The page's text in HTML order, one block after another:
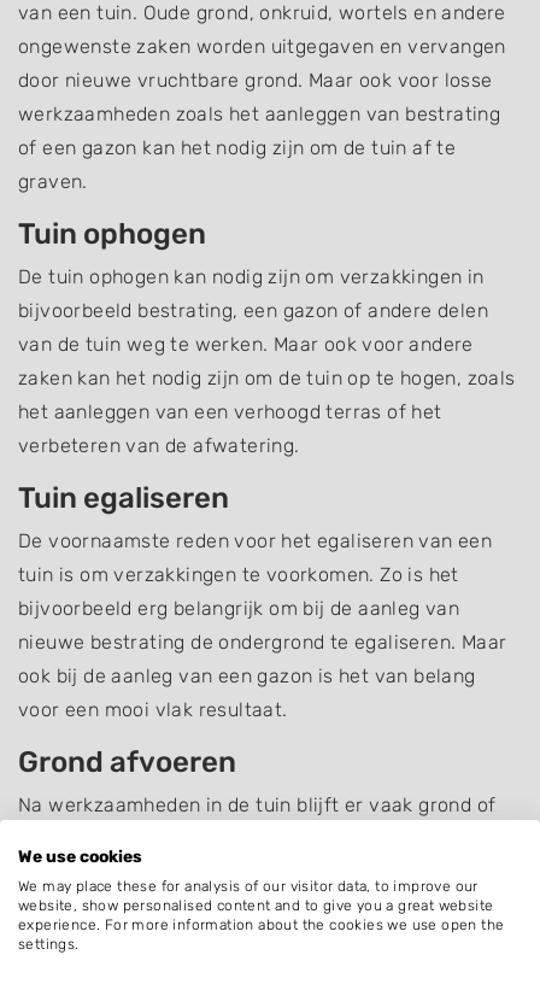
van een tuin. Oude grond, onkruid, wortels en andere
ongewenste zaken worden uitgegaven en vervangen
door nieuwe vruchtbare grond. Maar ook voor losse
werkzaamheden zoals het aanleggen van bestrating
of een gazon kan het nodig zijn om de tuin af te
graven.
Tuin ophogen
De tuin ophogen kan nodig zijn om verzakkingen in
bijvoorbeeld bestrating, een gazon of andere delen
van de tuin weg te werken. Maar ook voor andere
zaken kan het nodig zijn om de tuin op te hogen, zoals
het aanleggen van een verhoogd terras of het
verbeteren van de afwatering.
Tuin egaliseren
De voornaamste reden voor het egaliseren van een
tuin is om verzakkingen te voorkomen. Zo is het
bijvoorbeeld erg belangrijk om bij de aanleg van
nieuwe bestrating de ondergrond te egaliseren. Maar
ook bij de aanleg van een gazon is het van belang
voor een mooi vlak resultaat.
Grond afvoeren
Na werkzaamheden in de tuin blijft er vaak grond of
professional zoals een hovenier of grondwerker.
Grondwerk laten uitvoeren
We use cookies
We may place these for analysis of our visitor data, to improve our
website, show personalised content and to give you a great website
experience. For more information about the cookies we use open the
settings.